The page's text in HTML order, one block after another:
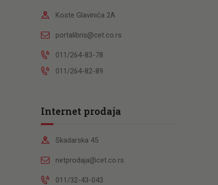
Koste Glavinića 2A
portalibris@cet.co.rs
011/264-83-78
011/264-82-89
Internet prodaja
Skadarska 45
netprodaja@cet.co.rs
011/32-43-043